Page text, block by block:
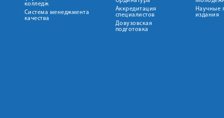
колледж
Система менеджмента
качества
Аккредитация
специалистов
Довузовская
подготовка
Научные
издания